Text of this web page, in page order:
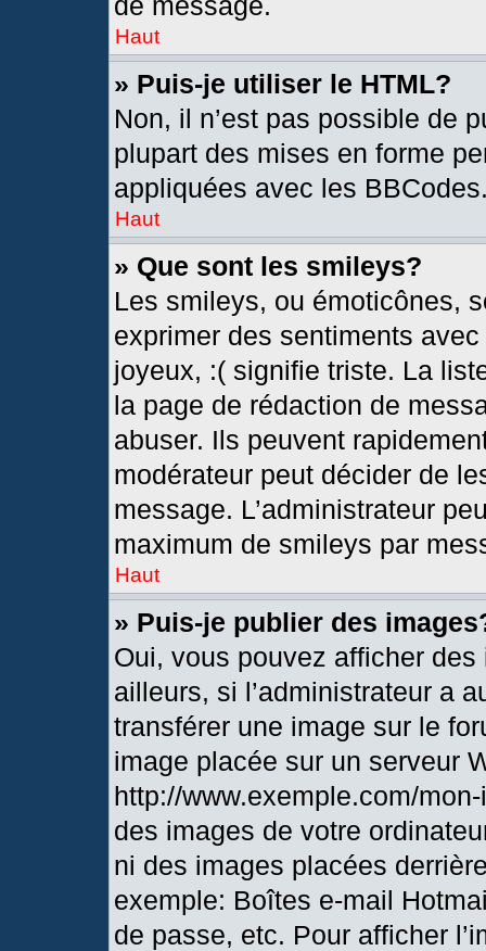
Haut
» Puis-je utiliser le HTML?
Non, il n’est pas possible de
plupart des mises en forme
appliquées avec les
Haut
» Que sont les smileys?
Les smileys, ou émoticônes,
exprimer des sentiments
joyeux, :( signifie triste. La
la page de rédaction de
abuser. Ils peuvent
modérateur peut décider de
message. L’administrateur
maximum de smileys par
Haut
» Puis-je publier des
Oui, vous pouvez afficher
ailleurs, si l’administrateur a
transférer une image sur le
image placée sur un serveur
http://www.exemple.com/
des images de votre
ni des images placées
exemple: Boîtes e-mail
de passe, etc. Pour afficher